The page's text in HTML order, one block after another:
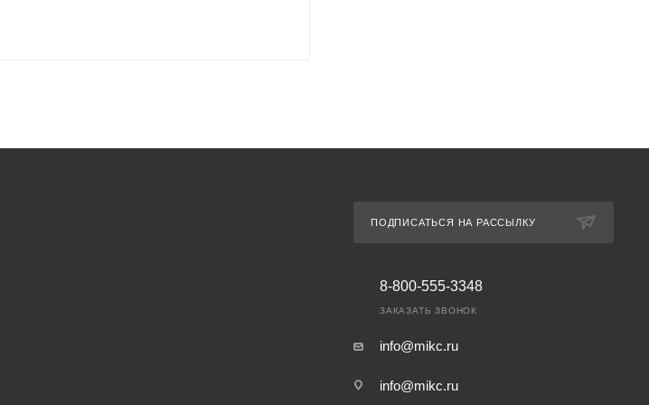
ПОДПИСАТЬСЯ НА РАССЫЛКУ
8-800-555-3348
ЗАКАЗАТЬ ЗВОНОК
info@mikc.ru
info@mikc.ru